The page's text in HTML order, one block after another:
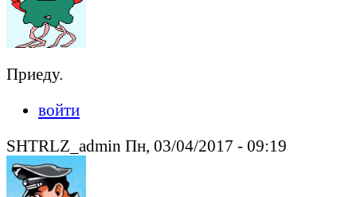
Приеду.
войти
SHTRLZ_admin Пн, 03/04/2017 - 09:19